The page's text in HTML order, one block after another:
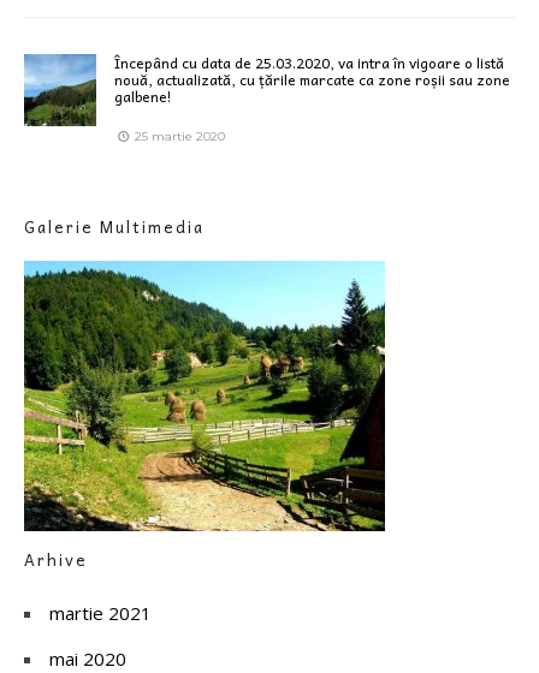
Începând cu data de 25.03.2020, va intra în vigoare o listă
nouă, actualizată, cu țările marcate ca zone roșii sau zone
galbene!
25 martie 2020
Galerie Multimedia
Arhive
martie 2021
mai 2020